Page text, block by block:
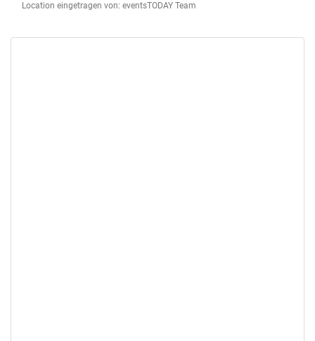
Location eingetragen von: eventsTODAY Team